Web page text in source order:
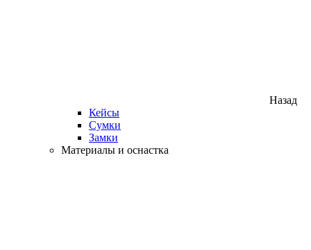
Назад
Кейсы
Сумки
Замки
Материалы и оснастка